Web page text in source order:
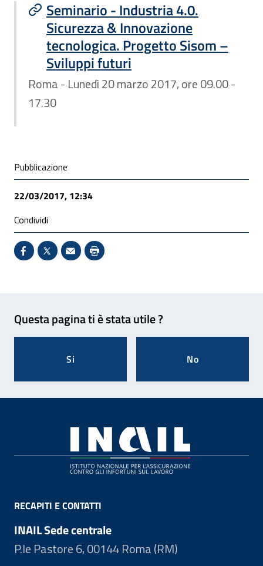
Seminario - Industria 4.0.
Sicurezza & Innovazione
tecnologica. Progetto Sisom –
Sviluppi futuri
Roma - Lunedì 20 marzo 2017, ore 09.00 -
17.30
Condivisione social
Pubblicazione
22/03/2017, 12:34
Condividi
Condividi su Facebook - Sito esterno - Apertura in
X - Sito esterno - Apertura in nuova finestra
Invio Mail: apre il programma di posta
Stampa pagina: scelta meno
Questa pagina ti è stata utile ?
Si No
RECAPITI E CONTATTI
INAIL Sede centrale
P.le Pastore 6, 00144 Roma (RM)